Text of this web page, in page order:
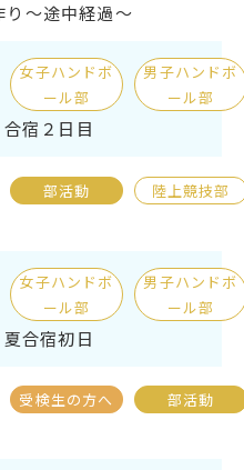
問い合わせ
プライバシーポリシー
～途中経過～
女子ハンドボ
ール部
男子ハンドボ
ール部
宿２日目
部活動 陸上競技部
女子ハンドボ
ール部
男子ハンドボ
ール部
合宿初日
受検生の方へ 部活動